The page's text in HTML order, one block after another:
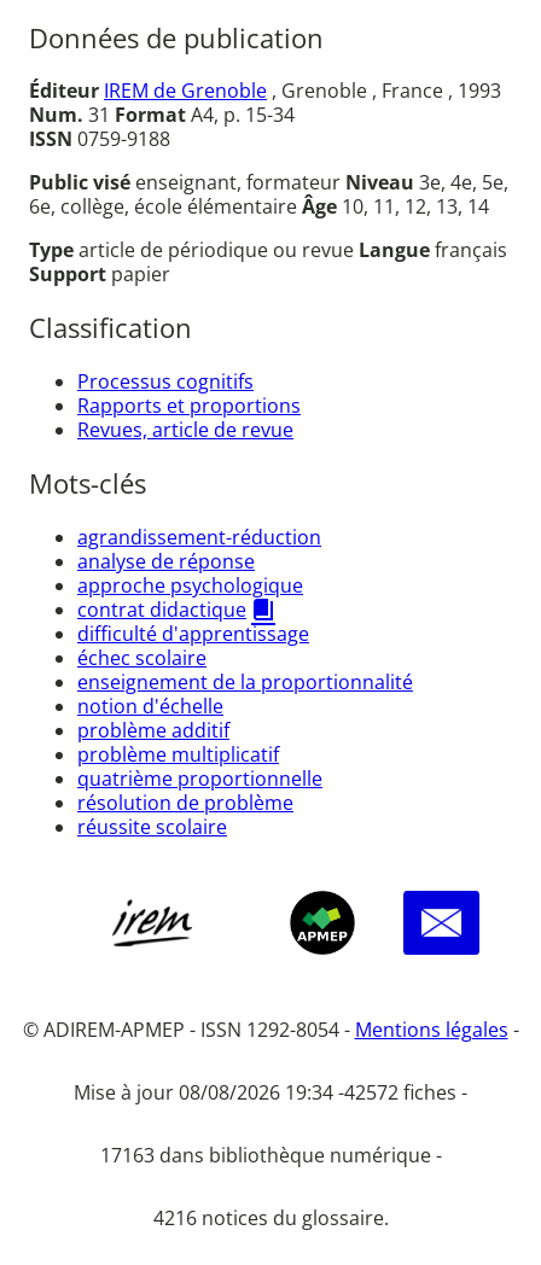
Données de publication
Éditeur IREM de Grenoble , Grenoble , France , 1993
Num. 31 FormatA4, p. 15-34
ISSN 0759-9188
Public visé enseignant, formateur Niveau 3e, 4e, 5e,
6e, collège, école élémentaireÂge 10, 11, 12, 13, 14
Typearticle de périodique ou revue Languefrançais
Support papier
Classification
Processus cognitifs
Rapports et proportions
Revues, article de revue
Mots-clés
agrandissement-réduction
analyse de réponse
approche psychologique
contrat didactique
difficulté d'apprentissage
échec scolaire
enseignement de la proportionnalité
notion d'échelle
problème additif
problème multiplicatif
quatrième proportionnelle
résolution de problème
réussite scolaire
© ADIREM-APMEP - ISSN 1292-8054 - Mentions légales -
Mise à jour 08/08/2026 19:34 -42572 fiches -
17163 dans bibliothèque numérique -
4216 notices du glossaire.